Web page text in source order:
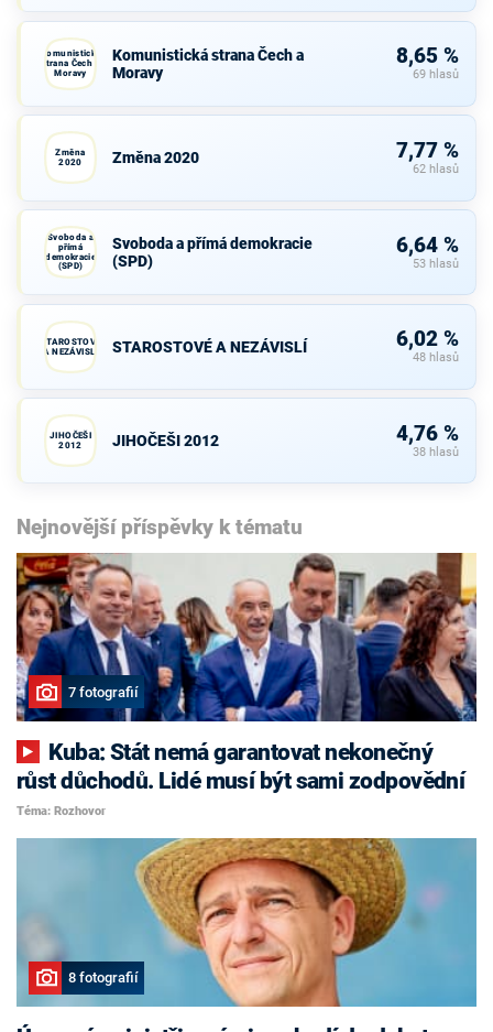
Komunistická
strana Čech a
Moravy
Komunistická strana Čech a
Moravy
8,65 %
69 hlasů
Změna
2020
Změna 2020 7,77 %
62 hlasů
Svoboda a
přímá
demokracie
(SPD)
Svoboda a přímá demokracie
(SPD)
6,64 %
53 hlasů
STAROSTOVÉ
A NEZÁVISLÍ
STAROSTOVÉ A NEZÁVISLÍ 6,02 %
48 hlasů
JIHOČEŠI
2012
JIHOČEŠI 2012 4,76 %
38 hlasů
Nejnovější příspěvky k tématu
7 fotografií
růst důchodů. Lidé musí být sami zodpovědní
Téma: Rozhovor
8 fotografií